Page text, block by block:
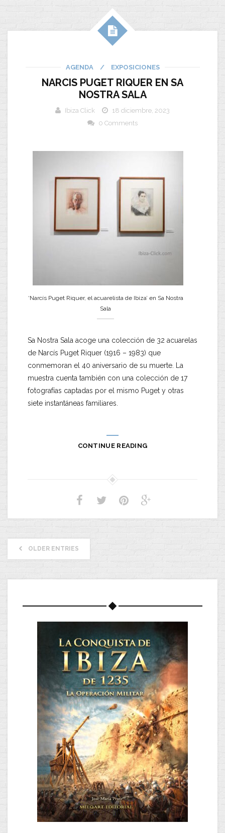
AGENDA / EXPOSICIONES
NARCIS PUGET RIQUER EN SA
NOSTRA SALA
Ibiza Click
18 diciembre, 2023
0 Comments
‘Narcís Puget Riquer, el acuarelista de Ibiza’ en Sa Nostra
Sala
Sa Nostra Sala acoge una colección de 32 acuarelas
de Narcís Puget Riquer (1916 – 1983) que
conmemoran el 40 aniversario de su muerte. La
muestra cuenta también con una colección de 17
fotografías captadas por el mismo Puget y otras
siete instantáneas familiares.
CONTINUE READING
OLDER ENTRIES